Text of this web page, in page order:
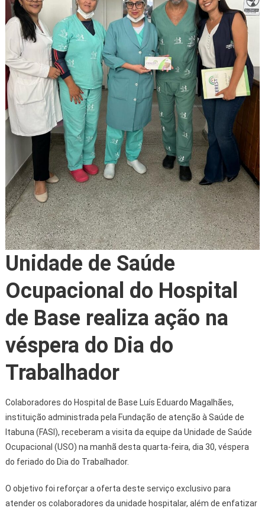
Unidade de Saúde
Ocupacional do Hospital
de Base realiza ação na
véspera do Dia do
Trabalhador
Colaboradores do Hospital de Base Luís Eduardo Magalhães,
instituição administrada pela Fundação de atenção à Saúde de
Itabuna (FASI), receberam a visita da equipe da Unidade de Saúde
Ocupacional (USO) na manhã desta quarta-feira, dia 30, véspera
do feriado do Dia do Trabalhador.
O objetivo foi reforçar a oferta deste serviço exclusivo para
atender os colaboradores da unidade hospitalar, além de enfatizar